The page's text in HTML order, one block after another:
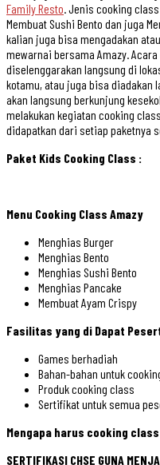
Family Resto. Jenis cooking
Membuat Sushi Bento dan juga
kalian juga bisa mengadakan
mewarnai bersama Amazy.
diselenggarakan langsung di
kotamu, atau juga bisa diadakan
akan langsung berkunjung
melakukan kegiatan cooking
didapatkan dari setiap paketnya
Paket Kids Cooking Class :
Menu Cooking Class Amazy
Menghias Burger
Menghias Bento
Menghias Sushi Bento
Menghias Pancake
Membuat Ayam Crispy
Fasilitas yang di Dapat
Games berhadiah
Bahan-bahan untuk
Produk cooking class
Sertifikat untuk semua
Mengapa harus cooking
SERTIFIKASI CHSE GUNA